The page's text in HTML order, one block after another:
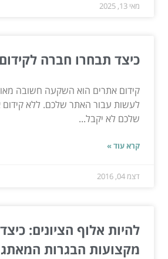
מאי 13, 2025
כיצד תבחרו חברה
קידום אתרים הוא השקעה חשובה
לעשות עבור האתר שלכם. ללא
שלכם לא יקבל...
קרא עוד »
דצמ 04, 2016
להיות אלוף הציונים:
מקצועות הבגרות